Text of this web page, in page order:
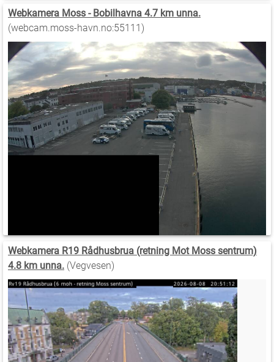
Webkamera Moss - Bobilhavna 4.7 km unna.
(webcam.moss-havn.no:55111)
Webkamera R19 Rådhusbrua (retning Mot Moss sentrum)
4.8 km unna. (Vegvesen)